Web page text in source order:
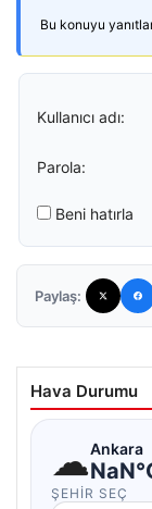
Bu konuyu
Kullanıcı adı:
Parola:
Beni hatırla
Paylaş:
Hava Durumu
☁Ankara
ŞEHIR SEÇ